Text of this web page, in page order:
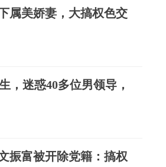
属美娇妻，大搞权色交
，迷惑40多位男领导，
振富被开除党籍：搞权